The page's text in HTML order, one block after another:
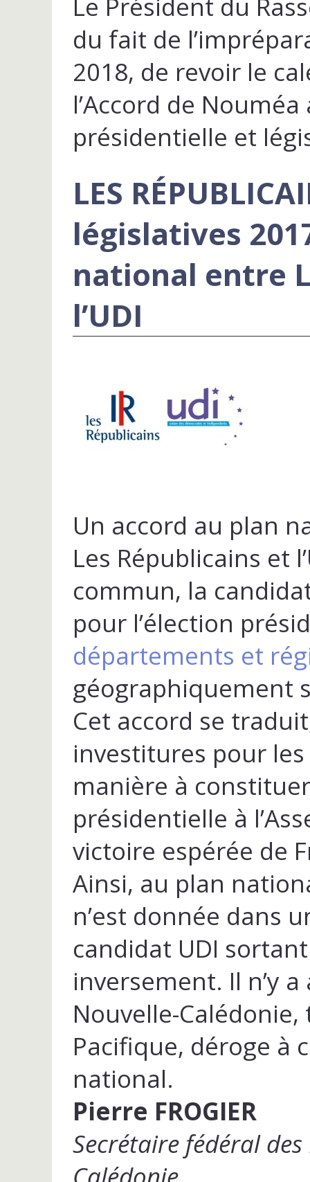
Le Président du
du fait de
2018, de revoir le
l’Accord de
présidentielle et
LES
législatives
national entre
l’UDI
Un accord au plan
Les Républicains et
commun, la
pour l’élection
départements et
géographiquement
Cet accord se
investitures pour
manière à
présidentielle à
victoire espérée de
Ainsi, au plan
n’est donnée dans
candidat UDI
inversement. Il n’y
Nouvelle-
Pacifique, déroge à
national.
Pierre FROGIER
Secrétaire fédéral